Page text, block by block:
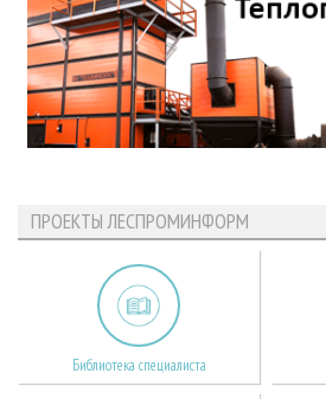
ПРОЕКТЫ ЛЕСПРОМИНФОРМ
Библиотека специалиста